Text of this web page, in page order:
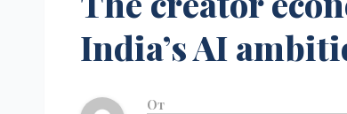
India’s AI
От